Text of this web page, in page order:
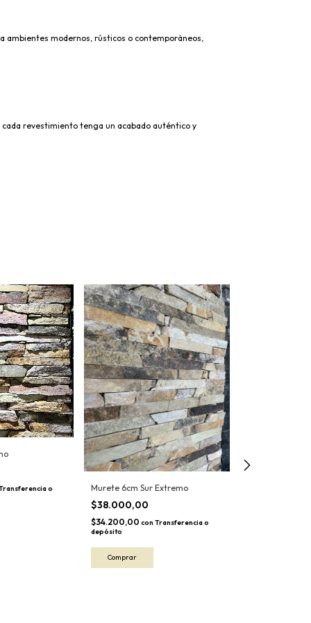
modernos, rústicos o contemporáneos,
revestimiento tenga un acabado auténtico y
o
Murete 6cm Sur Extremo
$38.000,00
$34.200,00 con Transferencia o
depósito